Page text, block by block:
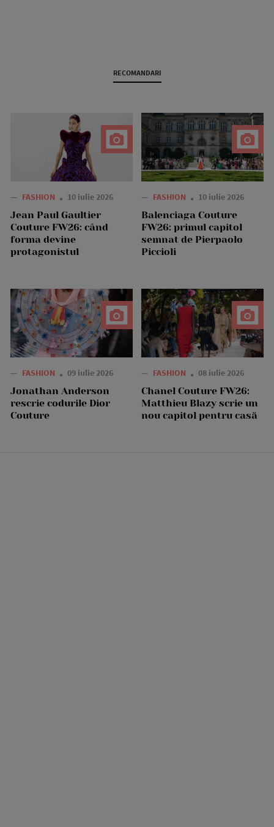
RECOMANDARI
— FASHION 10 iulie 2026
Jean Paul Gaultier
Couture FW26: când
forma devine
protagonistul
— FASHION 10 iulie 2026
Balenciaga Couture
FW26: primul capitol
semnat de Pierpaolo
Piccioli
— FASHION 09 iulie 2026
Jonathan Anderson
rescrie codurile Dior
Couture
— FASHION 08 iulie 2026
Chanel Couture FW26:
Matthieu Blazy scrie un
nou capitol pentru casă